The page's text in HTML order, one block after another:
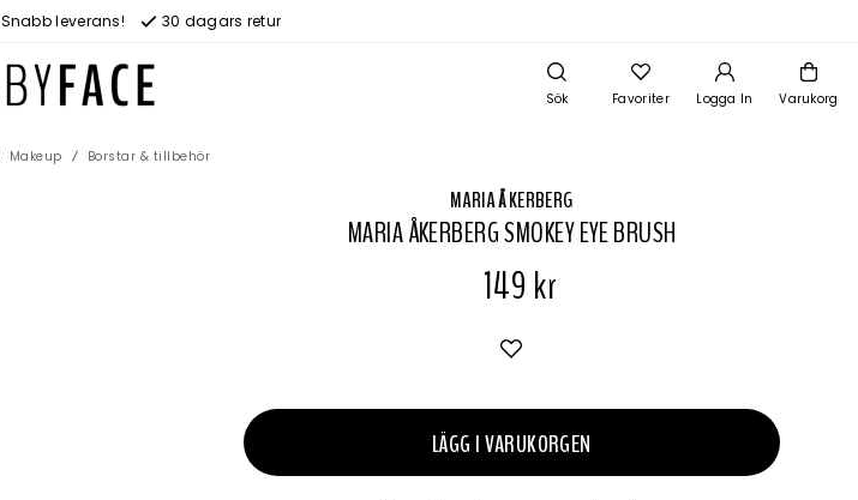
Snabb leverans! 30 dagars retur
Varukorg
Logga In
Favoriter
Sök
Makeup Borstar & tillbehör
MARIA ÅKERBERG
MARIA ÅKERBERG SMOKEY EYE BRUSH
149 kr
LÄGG I VARUKORGEN